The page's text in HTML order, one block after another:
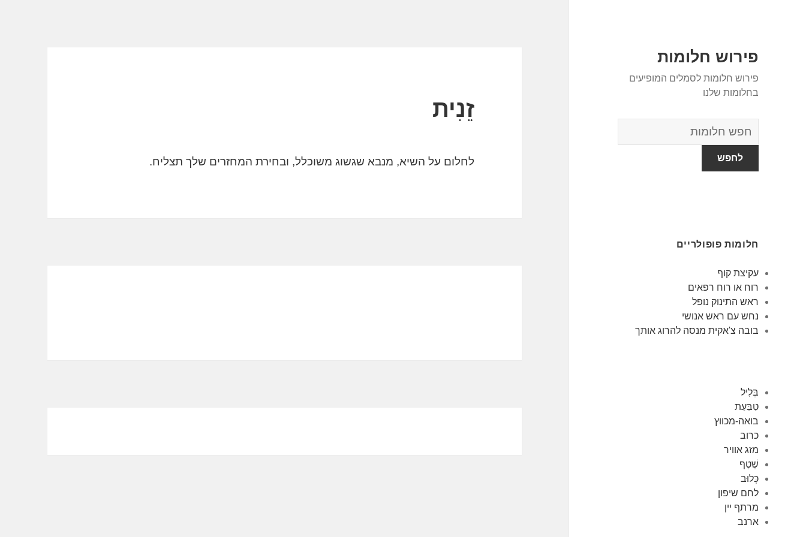
פירוש חלומות
פירוש חלומות לסמלים המופיעים
בחלומות שלנו
מילון
החלומות
חלומות פופולריים
עקיצת קוף
רוח או רוח רפאים
ראש התינוק נופל
נחש עם ראש אנושי
בובה צ'אקית מנסה להרוג אותך
בְּלִיל
טַבַּעַת
בואה-מכווץ
כרוב
מזג אוויר
שֶׁטֶף
כְּלוּב
לחם שיפון
מרתף יין
ארנב
זֵנִית
לחלום על השיא, מנבא שגשוג משוכלל, ובחירת המחזרים שלך תצליח.